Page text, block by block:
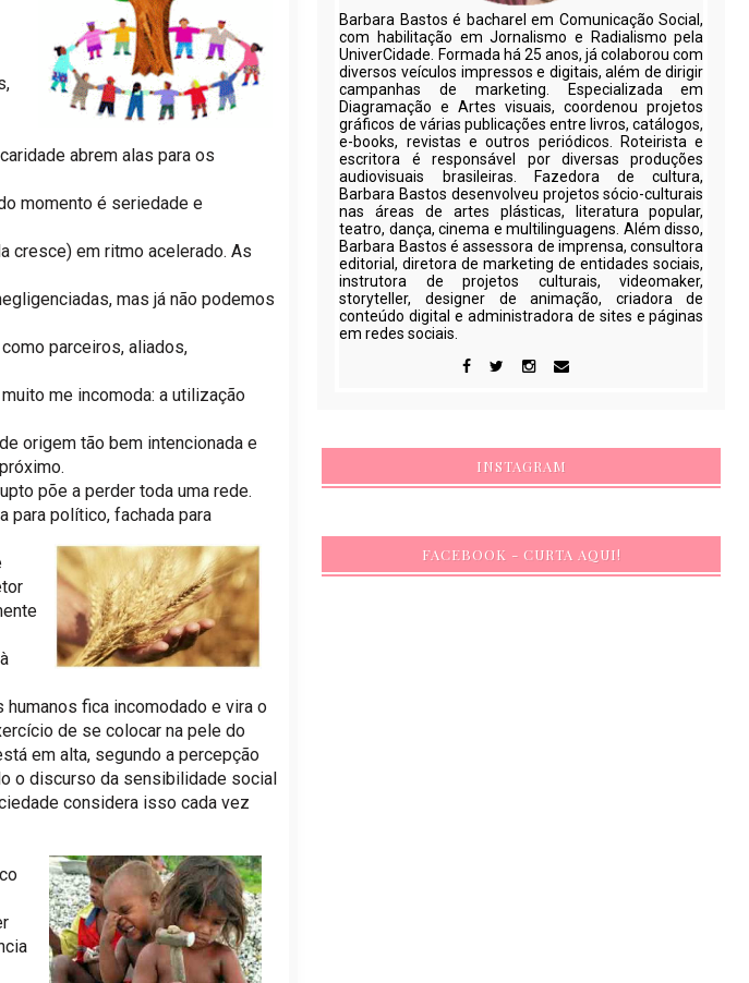
abrem alas para os
momento é seriedade e
cresce) em ritmo acelerado. As
mas já não podemos
parceiros, aliados,
me incomoda: a utilização
origem tão bem intencionada e
põe a perder toda uma rede.
para político, fachada para
fica incomodado e vira o
de se colocar na pele do
em alta, segundo a percepção
o discurso da sensibilidade social
considera isso cada vez
Barbara Bastos é bacharel em Comunicação Social,
com habilitação em Jornalismo e Radialismo pela
UniverCidade. Formada há 25 anos, já colaborou com
diversos veículos impressos e digitais, além de dirigir
campanhas de marketing. Especializada em
Diagramação e Artes visuais, coordenou projetos
gráficos de várias publicações entre livros, catálogos,
e-books, revistas e outros periódicos. Roteirista e
escritora é responsável por diversas produções
audiovisuais brasileiras. Fazedora de cultura,
Barbara Bastos desenvolveu projetos sócio-culturais
nas áreas de artes plásticas, literatura popular,
teatro, dança, cinema e multilinguagens. Além disso,
Barbara Bastos é assessora de imprensa, consultora
editorial, diretora de marketing de entidades sociais,
instrutora de projetos culturais, videomaker,
storyteller, designer de animação, criadora de
conteúdo digital e administradora de sites e páginas
em redes sociais.
INSTAGRAM
FACEBOOK - CURTA AQUI!